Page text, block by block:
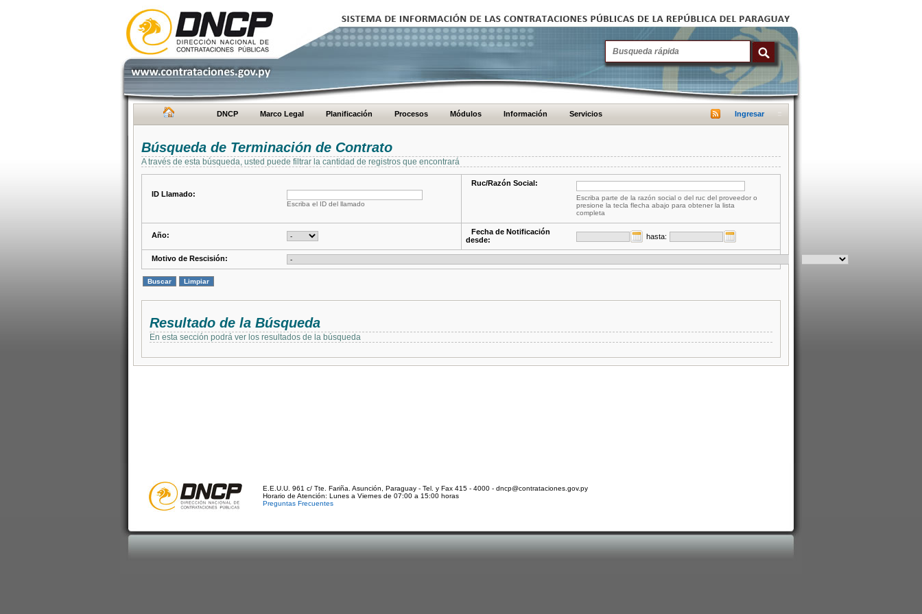
DNCP Marco Legal Planificación Procesos Módulos Información Servicios Ingresar
Búsqueda de Terminación de Contrato
A través de esta búsqueda, usted puede filtrar la cantidad de registros que encontrará
ID Llamado:
Escriba el ID del llamado
Ruc/Razón Social:
Escriba parte de la razón social o del ruc del proveedor o
presione la tecla flecha abajo para obtener la lista
completa
Año:
Fecha de Notificación
desde:
hasta:
Motivo de Rescisión:
Resultado de la Búsqueda
En esta sección podrá ver los resultados de la búsqueda
E.E.U.U. 961 c/ Tte. Fariña. Asunción, Paraguay - Tel. y Fax 415 - 4000 - dncp@contrataciones.gov.py
Horario de Atención: Lunes a Viernes de 07:00 a 15:00 horas
Preguntas Frecuentes